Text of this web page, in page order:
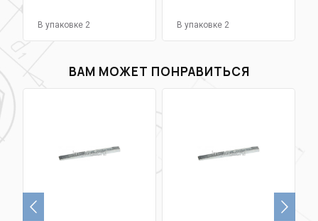
В упаковке 2 В упаковке 2
ВАМ МОЖЕТ ПОНРАВИТЬСЯ